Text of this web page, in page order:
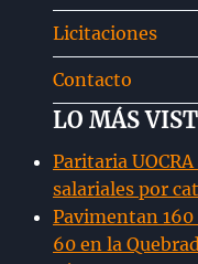
Licitaciones
Contacto
LO MÁS
Paritaria
salariales por
Pavimentan
60 en la